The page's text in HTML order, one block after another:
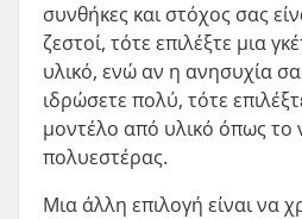
συνθήκες και στόχος σας
ζεστοί, τότε επιλέξτε μια
υλικό, ενώ αν η ανησυχία
ιδρώσετε πολύ, τότε
μοντέλο από υλικό όπως το
πολυεστέρας.
Μια άλλη επιλογή είναι να